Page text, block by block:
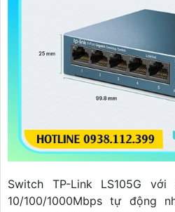
Switch TP-Link LS105G
10/100/1000Mbps tự động